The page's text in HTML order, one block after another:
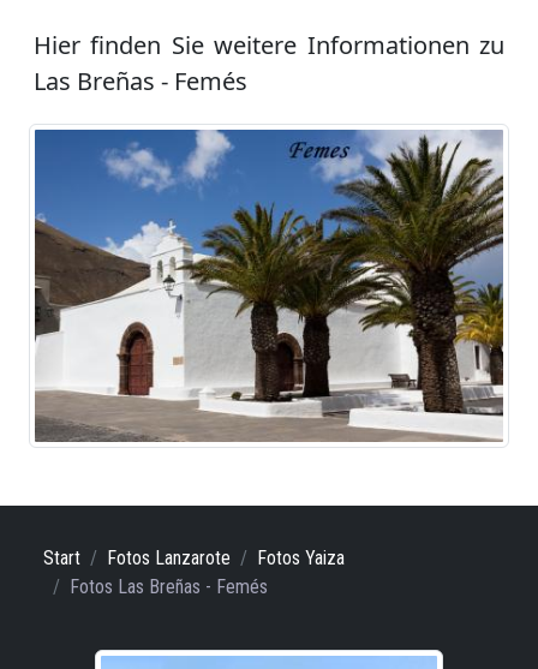
Hier finden Sie weitere Informationen zu
Las Breñas - Femés
Start Fotos Lanzarote
Fotos Yaiza
Fotos Las Breñas - Femés